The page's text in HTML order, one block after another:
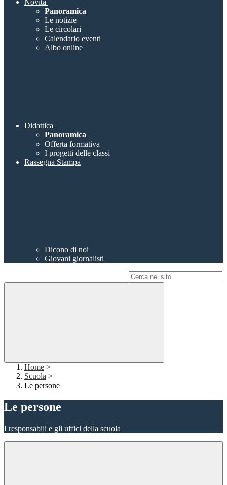
Novità
Panoramica
Le notizie
Le circolari
Calendario eventi
Albo online
Didattica
Panoramica
Offerta formativa
I progetti delle classi
Rassegna Stampa
Dicono di noi
Giovani giornalisti
Home >
Scuola >
Le persone
Le persone
I responsabili e gli uffici della scuola